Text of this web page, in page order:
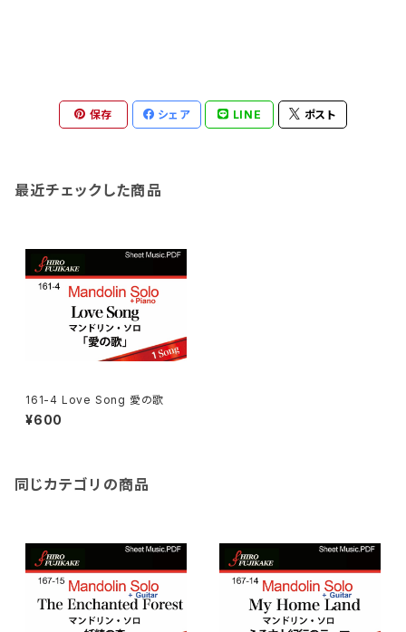
保存 シェア LINE ポスト
最近チェックした商品
161-4 Love Song 愛の歌
¥600
同じカテゴリの商品